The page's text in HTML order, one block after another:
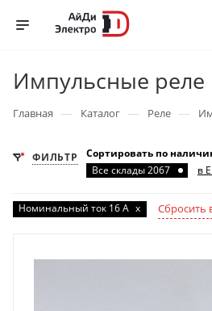
Импульсные реле
Главная — Каталог — Реле —
ФИЛЬТР
Сортировать по
Все склады 2067
в
Номинальный ток 16 А x Сбросить